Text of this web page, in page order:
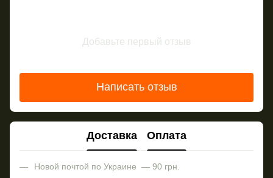
Добавьте первый отзыв
Написать отзыв
Доставка Оплата
Новой почтой по Украине — 90 грн.